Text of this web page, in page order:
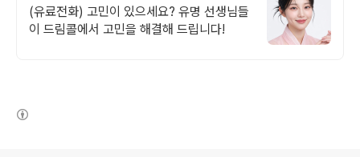
(유료전화) 고민이 있으세요? 유명 선생님들
이 드림콜에서 고민을 해결해 드립니다!